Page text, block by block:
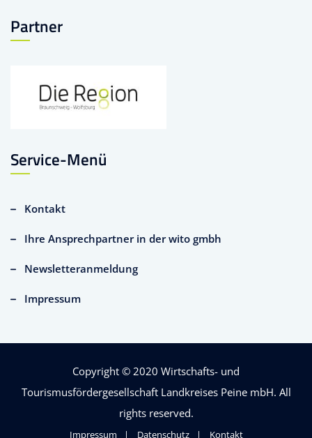
Partner
Service-Menü
Kontakt
Ihre Ansprechpartner in der wito gmbh
Newsletteranmeldung
Impressum
Copyright © 2020 Wirtschafts- und
Tourismusfördergesellschaft Landkreises Peine mbH. All
rights reserved.
Impressum Datenschutz Kontakt